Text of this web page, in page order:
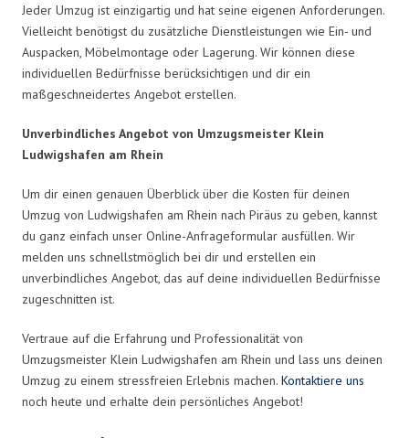
Jeder Umzug ist einzigartig und hat seine eigenen Anforderungen.
Vielleicht benötigst du zusätzliche Dienstleistungen wie Ein- und
Auspacken, Möbelmontage oder Lagerung. Wir können diese
individuellen Bedürfnisse berücksichtigen und dir ein
maßgeschneidertes Angebot erstellen.
Unverbindliches Angebot von Umzugsmeister Klein
Ludwigshafen am Rhein
Um dir einen genauen Überblick über die Kosten für deinen
Umzug von Ludwigshafen am Rhein nach Piräus zu geben, kannst
du ganz einfach unser Online-Anfrageformular ausfüllen. Wir
melden uns schnellstmöglich bei dir und erstellen ein
unverbindliches Angebot, das auf deine individuellen Bedürfnisse
zugeschnitten ist.
Vertraue auf die Erfahrung und Professionalität von
Umzugsmeister Klein Ludwigshafen am Rhein und lass uns deinen
Umzug zu einem stressfreien Erlebnis machen. Kontaktiere uns
noch heute und erhalte dein persönliches Angebot!